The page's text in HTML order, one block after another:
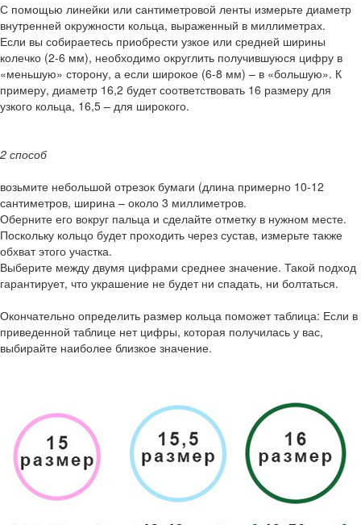
С помощью линейки или сантиметровой ленты измерьте диаметр
внутренней окружности кольца, выраженный в миллиметрах.
Если вы собираетесь приобрести узкое или средней ширины
колечко (2-6 мм), необходимо округлить получившуюся цифру в
«меньшую» сторону, а если широкое (6-8 мм) – в «большую». К
примеру, диаметр 16,2 будет соответствовать 16 размеру для
узкого кольца, 16,5 – для широкого.
2 способ
возьмите небольшой отрезок бумаги (длина примерно 10-12
сантиметров, ширина – около 3 миллиметров.
Оберните его вокруг пальца и сделайте отметку в нужном месте.
Поскольку кольцо будет проходить через сустав, измерьте также
обхват этого участка.
Выберите между двумя цифрами среднее значение. Такой подход
гарантирует, что украшение не будет ни спадать, ни болтаться.
Окончательно определить размер кольца поможет таблица: Если в
приведенной таблице нет цифры, которая получилась у вас,
выбирайте наиболее близкое значение.